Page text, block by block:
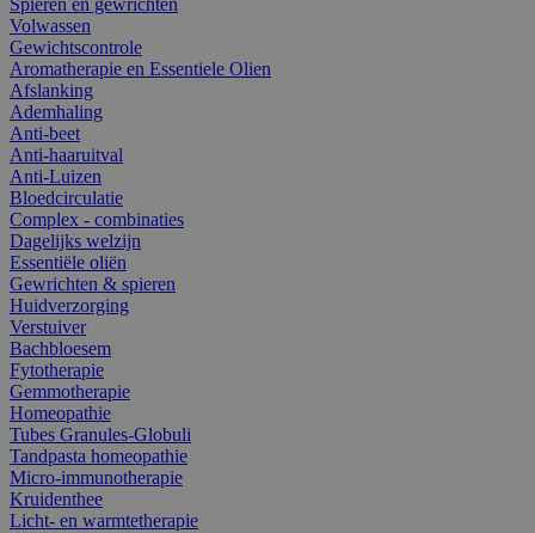
Volwassen
Gewichtscontrole
Aromatherapie en Essentiele Olien
Afslanking
Ademhaling
Anti-beet
Anti-haaruitval
Anti-Luizen
Bloedcirculatie
Complex - combinaties
Dagelijks welzijn
Essentiële oliën
Gewrichten & spieren
Huidverzorging
Verstuiver
Bachbloesem
Fytotherapie
Gemmotherapie
Homeopathie
Tubes Granules-Globuli
Tandpasta homeopathie
Micro-immunotherapie
Kruidenthee
Licht- en warmtetherapie